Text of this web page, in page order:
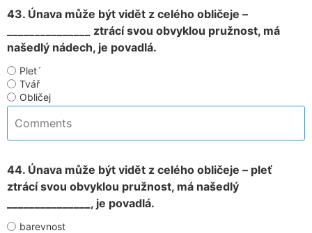
43. Únava může být vidět z celého obličeje –
_______________ ztrácí svou obvyklou pružnost, má
našedlý nádech, je povadlá.
Plet´
Tvář
Obličej
44. Únava může být vidět z celého obličeje – pleť
ztrácí svou obvyklou pružnost, má našedlý
_______________, je povadlá.
barevnost